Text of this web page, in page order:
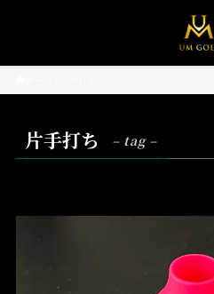
片手打ち – tag –